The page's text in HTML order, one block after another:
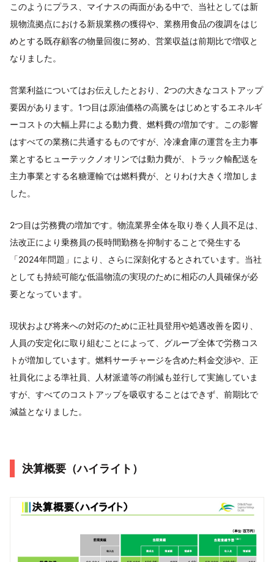
このようにプラス、マイナスの両面がある中で、当社としては新
規物流拠点における新規業務の獲得や、業務用食品の復調をはじ
めとする既存顧客の物量回復に努め、営業収益は前期比で増収と
なりました。
営業利益についてはお伝えしたとおり、2つの大きなコストアップ
要因があります。1つ目は原油価格の高騰をはじめとするエネルギ
ーコストの大幅上昇による動力費、燃料費の増加です。この影響
はすべての業務に共通するものですが、冷凍倉庫の運営を主力事
業とするヒューテックノオリンでは動力費が、トラック輸配送を
主力事業とする名糖運輸では燃料費が、とりわけ大きく増加しま
した。
2つ目は労務費の増加です。物流業界全体を取り巻く人員不足は、
法改正により乗務員の長時間勤務を抑制することで発生する
「2024年問題」により、さらに深刻化するとされています。当社
としても持続可能な低温物流の実現のために相応の人員確保が必
要となっています。
現状および将来への対応のために正社員登用や処遇改善を図り、
人員の安定化に取り組むことによって、グループ全体で労務コス
トが増加しています。燃料サーチャージを含めた料金交渉や、正
社員化による準社員、人材派遣等の削減も並行して実施していま
すが、すべてのコストアップを吸収することはできず、前期比で
減益となりました。
決算概要（ハイライト）